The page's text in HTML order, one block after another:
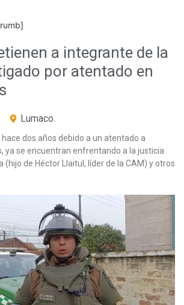
a integrante de la
por atentado en
Lumaco
dos años debido a un atentado a
ya se encuentran enfrentando a la justicia
(hijo de Héctor Llaitul, líder de la CAM) y otros